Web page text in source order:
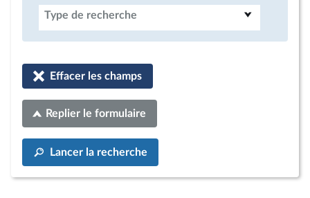
Type de recherche
Effacer les champs
Replier le formulaire
Lancer la recherche